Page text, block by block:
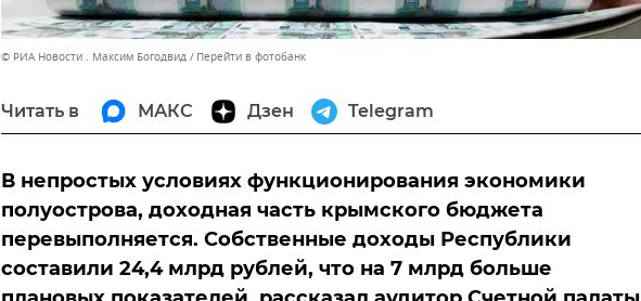
© РИА Новости . Максим Богодвид Перейти в фотобанк
Читать в МАКС Дзен Telegram
В непростых условиях функционирования экономики
полуострова, доходная часть крымского бюджета
перевыполняется. Собственные доходы Республики
составили 24,4 млрд рублей, что на 7 млрд больше